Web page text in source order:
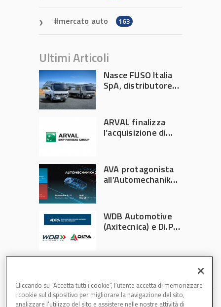
mercato auto 163
Ultimi Articoli
Nasce FUSO Italia
SpA, distributore
ARVAL finalizza
l’acquisizione di
AVA protagonista
all’Automechanika
WDB Automotive
(Axitecnica) e Di.Pa.
Cliccando su “Accetta tutti i cookie”, l'utente accetta di memorizzare
i cookie sul dispositivo per migliorare la navigazione del sito,
analizzare l'utilizzo del sito e assistere nelle nostre attività di